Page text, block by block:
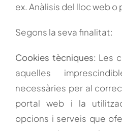
ex. Anàlisis del lloc web o
Segons la seva finalitat:
Cookies tècniques: Les
aquelles
necessàries per al
portal web i la
opcions i serveis que